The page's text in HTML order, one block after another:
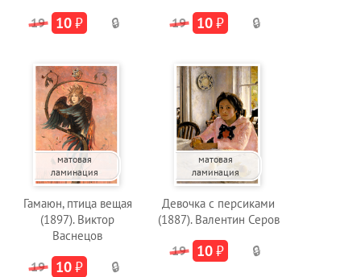
19 10₽ 🔒 19 10₽ 🔒
матовая
ламинация
Гамаюн, птица вещая
(1897). Виктор
Васнецов
19 10₽ 🔒
матовая
ламинация
Девочка с персиками
(1887). Валентин Серов
19 10₽ 🔒